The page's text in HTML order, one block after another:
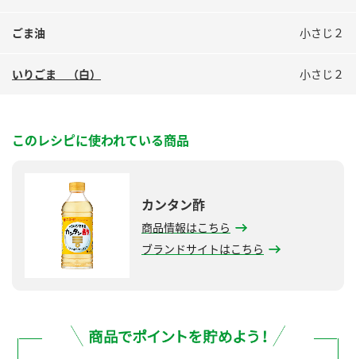
ごま油 小さじ２
いりごま （白） 小さじ２
このレシピに使われている商品
カンタン酢
商品情報はこちら
ブランドサイトはこちら